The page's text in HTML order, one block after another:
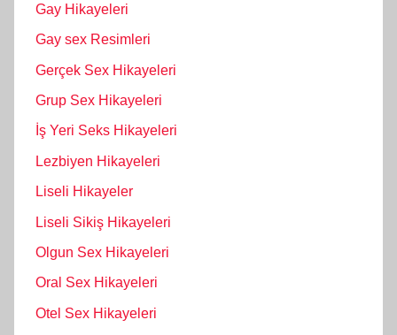
Gay Hikayeleri
Gay sex Resimleri
Gerçek Sex Hikayeleri
Grup Sex Hikayeleri
İş Yeri Seks Hikayeleri
Lezbiyen Hikayeleri
Liseli Hikayeler
Liseli Sikiş Hikayeleri
Olgun Sex Hikayeleri
Oral Sex Hikayeleri
Otel Sex Hikayeleri